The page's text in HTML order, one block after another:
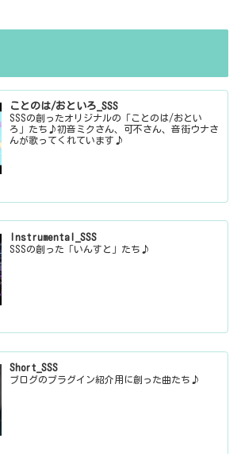
ことのは/おといろ_SSS
SSSの創ったオリジナルの「ことのは/おとい
ろ」たち♪初音ミクさん、可不さん、音街ウナさ
んが歌ってくれています♪
Instrumental_SSS
SSSの創った「いんすと」たち♪
Short_SSS
ブログのプラグイン紹介用に創った曲たち♪